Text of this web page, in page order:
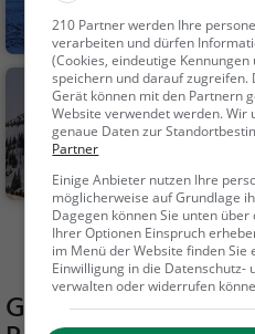
Almhütte
Schliersee
Mehr Aktivitäten
Gaststätten in der
210 Partner werden Ihre
verarbeiten und dürfen
(Cookies, eindeutige
speichern und darauf
Gerät können mit den Partnern
Website verwendet werden. Wir
genaue Daten zur
Partner
Einige Anbieter nutzen Ihre
möglicherweise auf Grundlage
Dagegen können Sie unten
Ihrer Optionen Einspruch
im Menü der Website finden Sie
Einwilligung in die Datenschutz-
verwalten oder widerrufen